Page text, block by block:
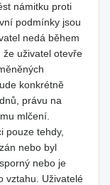
námitku proti
podmínky jsou
nedá během
uživatel otevře
konkrétně
právu na
mlčení.
pouze tehdy,
nebo byl
nebo je
vztahu. Uživatelé